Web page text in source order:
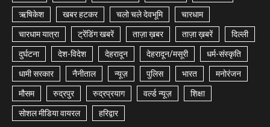
ऋषिकेश खबर हटकर चलो चले देवभूमि चारधाम
चारधाम यात्रा ट्रेंडिंग खबरें ताज़ा ख़बर ताज़ा ख़बरें दिल्ली
दुर्घटना देश-विदेश देहरादून देहरादून/मसूरी धर्म-संस्कृति
धामी सरकार नैनीताल न्यूज़ पुलिस भारत मनोरंजन
मौसम रुद्रपुर रुद्रप्रयाग वर्ल्ड न्यूज़ शिक्षा
सोशल मीडिया वायरल हरिद्वार